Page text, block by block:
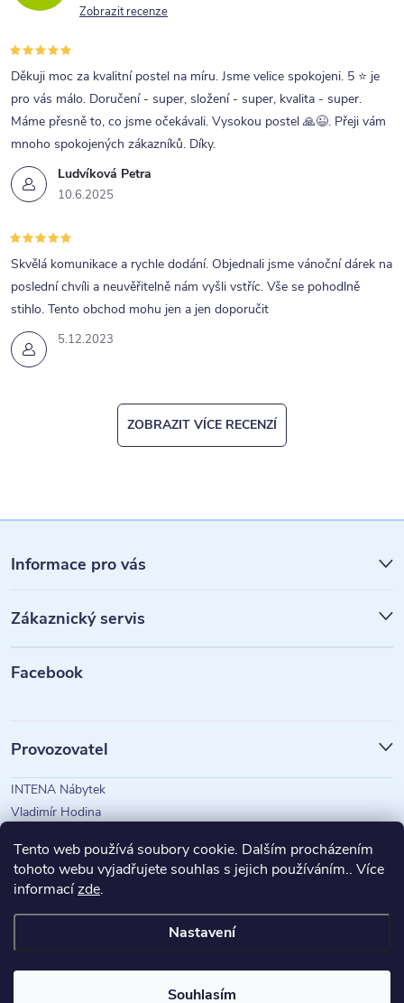
Tento web používá soubory cookie. Dalším procházením
tohoto webu vyjadřujete souhlas s jejich používáním.. Více
informacízde.
Nastavení
Souhlasím
Zobrazit recenze
Ludvíková Petra
10.6.2025
Děkuji moc za kvalitní postel na míru. Jsme velice spokojeni. 5 ⭐ je
pro vás málo. Doručení - super, složení - super, kvalita - super.
Máme přesně to, co jsme očekávali. Vysokou postel 🙏😉. Přeji vám
mnoho spokojených zákazníků. Díky.
5.12.2023
Skvělá komunikace a rychle dodání. Objednali jsme vánoční dárek na
poslední chvíli a neuvěřitelně nám vyšli vstříc. Vše se pohodlně
stihlo. Tento obchod mohu jen a jen doporučit
ZOBRAZIT VÍCE RECENZÍ
á
p
a
Informace pro vás
Zákaznický servis
Facebook
Provozovatel
INTENA Nábytek
Vladimír Hodina
Copyright 2026INTENA Nábytek. Všechna práva vyhrazena.